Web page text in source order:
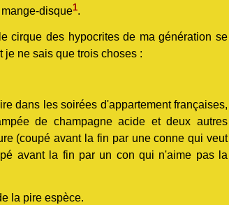
disque1.
cirque des hypocrites de ma génération se
ne sais que trois choses :
dans les soirées d'appartement françaises,
de champagne acide et deux autres
(coupé avant la fin par une conne qui veut
avant la fin par un con qui n'aime pas la
la pire espèce.